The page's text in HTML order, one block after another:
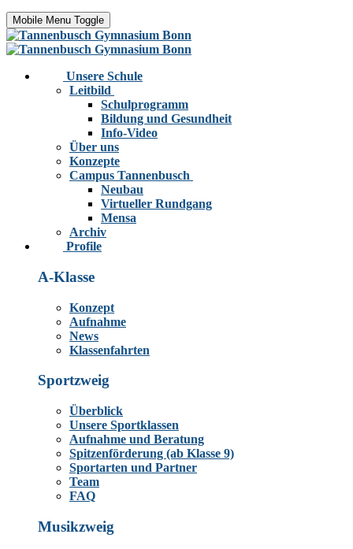
Mobile Menu Toggle
Unsere Schule
Leitbild
Schulprogramm
Bildung und Gesundheit
Info-Video
Über uns
Konzepte
Campus Tannenbusch
Neubau
Virtueller Rundgang
Mensa
Archiv
Profile
A-Klasse
Konzept
Aufnahme
News
Klassenfahrten
Sportzweig
Überblick
Unsere Sportklassen
Aufnahme und Beratung
Spitzenförderung (ab Klasse 9)
Sportarten und Partner
Team
FAQ
Musikzweig